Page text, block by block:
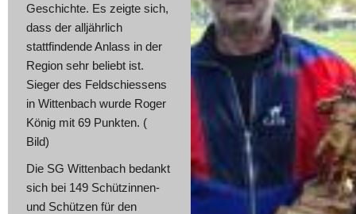
Geschichte. Es zeigte sich,
dass der alljährlich
stattfindende Anlass in der
Region sehr beliebt ist.
Sieger des Feldschiessens
in Wittenbach wurde Roger
König mit 69 Punkten. (
Bild)
Die SG Wittenbach bedankt
sich bei 149 Schützinnen-
und Schützen für den